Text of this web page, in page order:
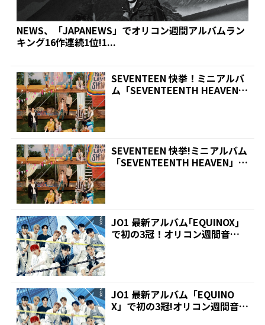
NEWS、「JAPANEWS」でオリコン週間アルバムラン
キング16作連続1位!1...
SEVENTEEN 快挙！ミニアルバ
ム「SEVENTEENTH HEAVEN」
SEVENTEEN 快挙!ミニアルバム
「SEVENTEENTH HEAVEN」
JO1 最新アルバム｢EQUINOX｣
で初の3冠！オリコン週間音楽
JO1 最新アルバム「EQUINO
X」で初の3冠!オリコン週間音楽